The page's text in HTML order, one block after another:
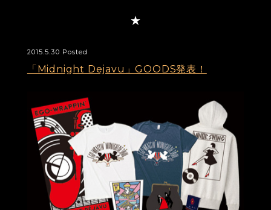
2015.5.30 Posted
「Midnight Dejavu」GOODS発表！